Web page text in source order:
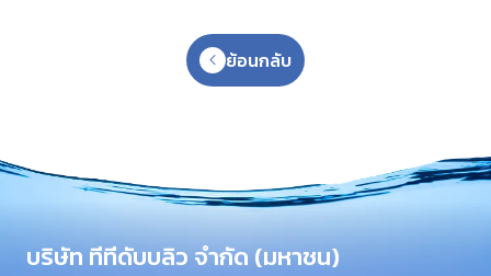
ย้อนกลับ
บริษัท ทีทีดับบลิว จำกัด (มหาชน)